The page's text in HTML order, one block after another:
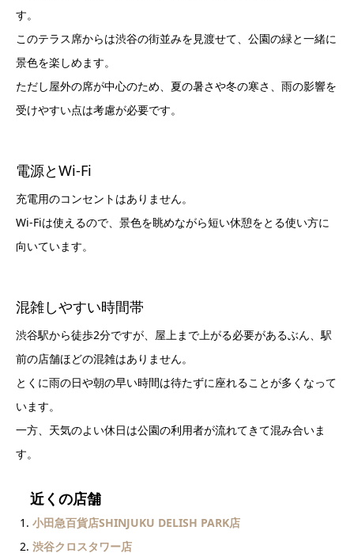
す。
このテラス席からは渋谷の街並みを見渡せて、公園の緑と一緒に
景色を楽しめます。
ただし屋外の席が中心のため、夏の暑さや冬の寒さ、雨の影響を
受けやすい点は考慮が必要です。
電源とWi-Fi
充電用のコンセントはありません。
Wi-Fiは使えるので、景色を眺めながら短い休憩をとる使い方に
向いています。
混雑しやすい時間帯
渋谷駅から徒歩2分ですが、屋上まで上がる必要があるぶん、駅
前の店舗ほどの混雑はありません。
とくに雨の日や朝の早い時間は待たずに座れることが多くなって
います。
一方、天気のよい休日は公園の利用者が流れてきて混み合いま
す。
近くの店舗
小田急百貨店SHINJUKU DELISH PARK店
渋谷クロスタワー店